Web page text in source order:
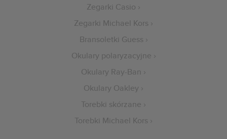
Zegarki Casio
Zegarki Michael Kors
Bransoletki Guess
Okulary polaryzacyjne
Okulary Ray-Ban
Okulary Oakley
Torebki skórzane
Torebki Michael Kors